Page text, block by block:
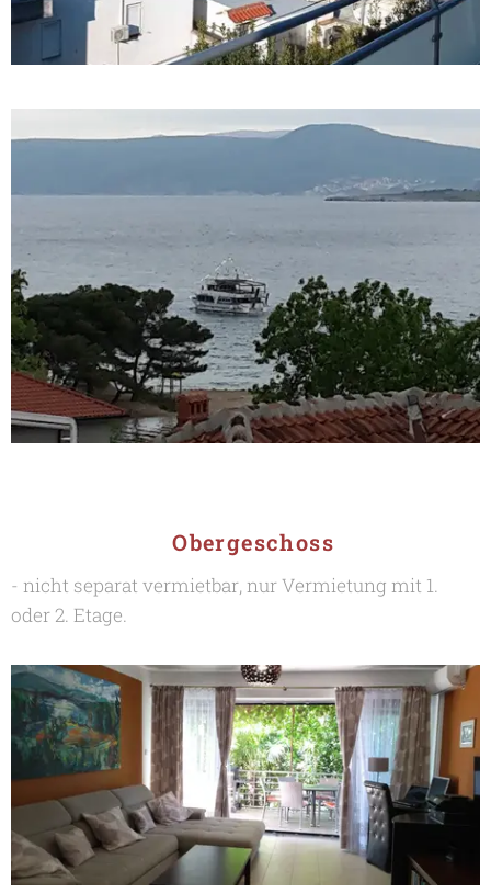
Obergeschoss
- nicht separat vermietbar, nur Vermietung mit 1.
oder 2. Etage.